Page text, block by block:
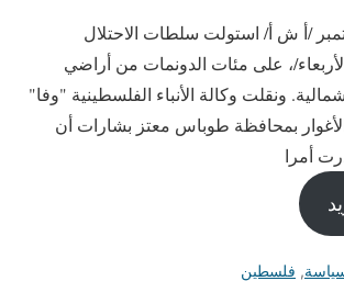
في 18 سبتمبر /أ ش أ/ استولت سلطات الاحتلال
الأربعاء/، على مئات الدونمات من أراضي
ونقلت وكالة الأنباء الفلسطينية "وفا"
بمحافظة طوباس معتز بشارات أن
أمرا
, فلسطين